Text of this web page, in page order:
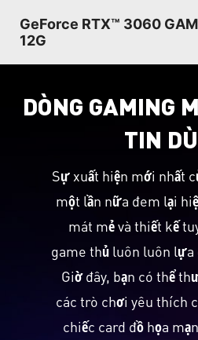
GeForce RTX™ 3060
12G
DÒNG GAMING
TIN
Sự xuất hiện mới nhất
một lần nữa đem lại
mát mẻ và thiết kế
game thủ luôn luôn lựa
Giờ đây, bạn có thể
các trò chơi yêu thích
chiếc card đồ họa